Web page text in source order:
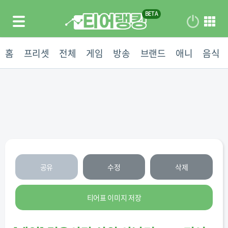
홈 프리셋 전체 게임 방송 브랜드 애니 음식
공유 수정 삭제
티어표 이미지 저장